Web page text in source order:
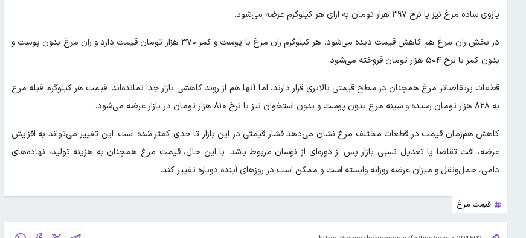
بازوی ساده مرغ نیز با نرخ ۳۹۷ هزار تومان به ازای هر کیلوگرم عرضه می‌شود.
در بخش ران مرغ هم کاهش قیمت دیده می‌شود. هر کیلوگرم ران مرغ با پوست و کمر ۳۷۰ هزار تومان قیمت دارد و ران مرغ بدون پوست و
بدون کمر با نرخ ۵۰۴ هزار تومان فروخته می‌شود.
قطعات پرتقاضاتر مرغ همچنان در سطح قیمتی بالاتری قرار دارند، اما آنها هم از روند کاهشی بازار جدا نمانده‌اند. قیمت هر کیلوگرم فیله مرغ
به ۸۲۸ هزار تومان رسیده و سینه مرغ بدون پوست و بدون استخوان نیز با نرخ ۸۱۰ هزار تومان در بازار عرضه می‌شود.
کاهش هم‌زمان قیمت در قطعات مختلف مرغ نشان می‌دهد فشار قیمتی در این بازار تا حدی کمتر شده است. این تغییر می‌تواند به افزایش
عرضه، افت تقاضا یا تعدیل نسبی بازار پس از دوره‌ای از نوسان مربوط باشد. با این حال، قیمت مرغ همچنان به هزینه تولید، نهاده‌های
دامی، حمل‌ونقل و میزان عرضه روزانه وابسته است و ممکن است در روزهای آینده دوباره تغییر کند.
قیمت مرغ